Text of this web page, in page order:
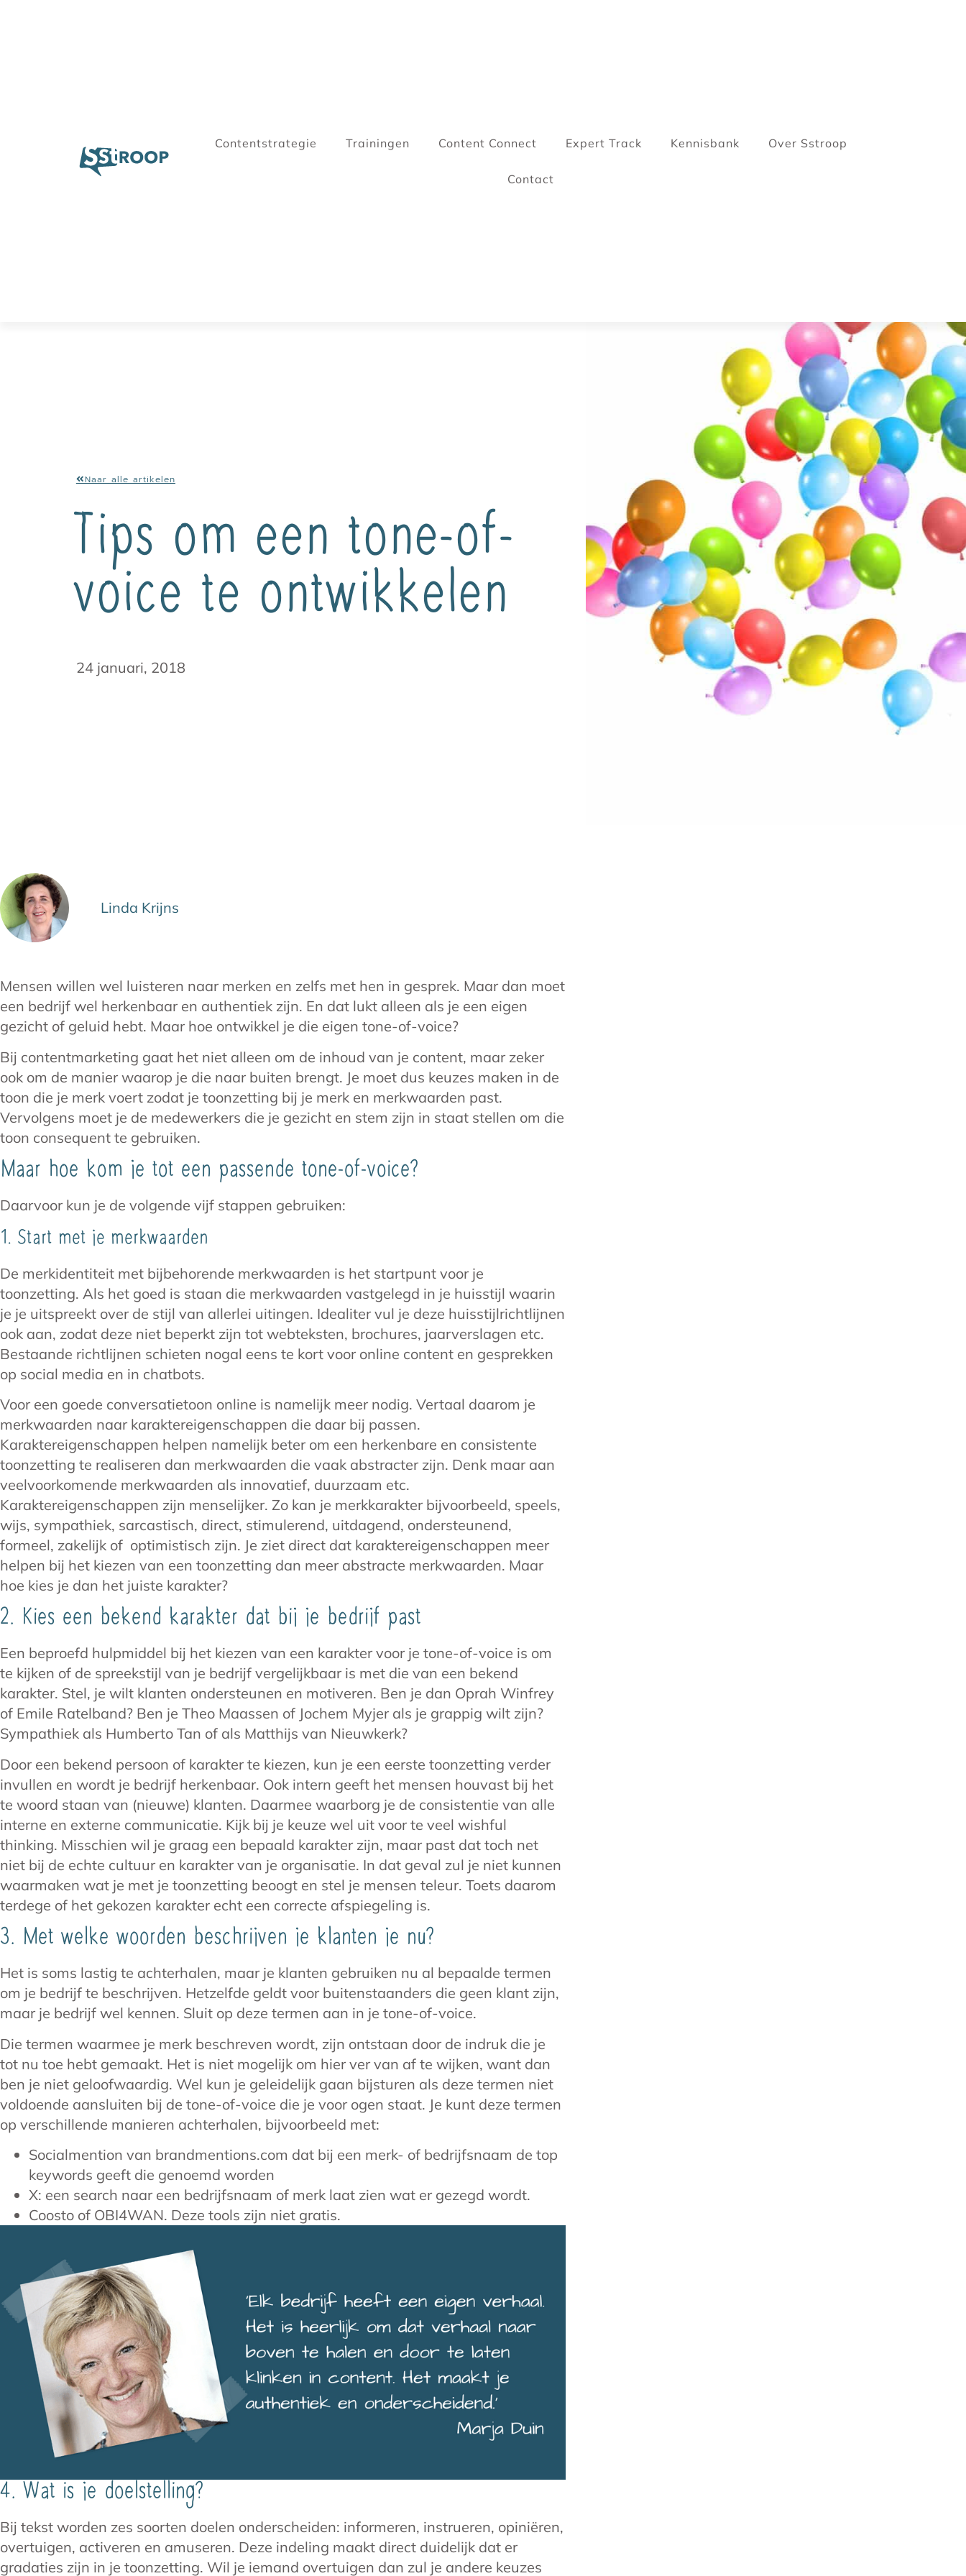
Contentstrategie Trainingen Content Connect Expert Track Kennisbank Over Sstroop
Contact
Naar alle artikelen
Tips om een tone-of-
voice te ontwikkelen
24 januari, 2018
Linda Krijns
Mensen willen wel luisteren naar merken en zelfs met hen in gesprek. Maar dan moet
een bedrijf wel herkenbaar en authentiek zijn. En dat lukt alleen als je een eigen
gezicht of geluid hebt. Maar hoe ontwikkel je die eigen tone-of-voice?
Bij contentmarketing gaat het niet alleen om de inhoud van je content, maar zeker
ook om de manier waarop je die naar buiten brengt. Je moet dus keuzes maken in de
toon die je merk voert zodat je toonzetting bij je merk en merkwaarden past.
Vervolgens moet je de medewerkers die je gezicht en stem zijn in staat stellen om die
toon consequent te gebruiken.
Maar hoe kom je tot een passende tone-of-voice?
Daarvoor kun je de volgende vijf stappen gebruiken:
1. Start met je merkwaarden
De merkidentiteit met bijbehorende merkwaarden is het startpunt voor je
toonzetting. Als het goed is staan die merkwaarden vastgelegd in je huisstijl waarin
je je uitspreekt over de stijl van allerlei uitingen. Idealiter vul je deze huisstijlrichtlijnen
ook aan, zodat deze niet beperkt zijn tot webteksten, brochures, jaarverslagen etc.
Bestaande richtlijnen schieten nogal eens te kort voor online content en gesprekken
op social media en in chatbots.
Voor een goede conversatietoon online is namelijk meer nodig. Vertaal daarom je
merkwaarden naar karaktereigenschappen die daar bij passen.
Karaktereigenschappen helpen namelijk beter om een herkenbare en consistente
toonzetting te realiseren dan merkwaarden die vaak abstracter zijn. Denk maar aan
veelvoorkomende merkwaarden als innovatief, duurzaam etc.
Karaktereigenschappen zijn menselijker. Zo kan je merkkarakter bijvoorbeeld, speels,
wijs, sympathiek, sarcastisch, direct, stimulerend, uitdagend, ondersteunend,
formeel, zakelijk of optimistisch zijn. Je ziet direct dat karaktereigenschappen meer
helpen bij het kiezen van een toonzetting dan meer abstracte merkwaarden. Maar
hoe kies je dan het juiste karakter?
2. Kies een bekend karakter dat bij je bedrijf past
Een beproefd hulpmiddel bij het kiezen van een karakter voor je tone-of-voice is om
te kijken of de spreekstijl van je bedrijf vergelijkbaar is met die van een bekend
karakter. Stel, je wilt klanten ondersteunen en motiveren. Ben je dan Oprah Winfrey
of Emile Ratelband? Ben je Theo Maassen of Jochem Myjer als je grappig wilt zijn?
Sympathiek als Humberto Tan of als Matthijs van Nieuwkerk?
Door een bekend persoon of karakter te kiezen, kun je een eerste toonzetting verder
invullen en wordt je bedrijf herkenbaar. Ook intern geeft het mensen houvast bij het
te woord staan van (nieuwe) klanten. Daarmee waarborg je de consistentie van alle
interne en externe communicatie. Kijk bij je keuze wel uit voor te veel wishful
thinking. Misschien wil je graag een bepaald karakter zijn, maar past dat toch net
niet bij de echte cultuur en karakter van je organisatie. In dat geval zul je niet kunnen
waarmaken wat je met je toonzetting beoogt en stel je mensen teleur. Toets daarom
terdege of het gekozen karakter echt een correcte afspiegeling is.
3. Met welke woorden beschrijven je klanten je nu?
Het is soms lastig te achterhalen, maar je klanten gebruiken nu al bepaalde termen
om je bedrijf te beschrijven. Hetzelfde geldt voor buitenstaanders die geen klant zijn,
maar je bedrijf wel kennen. Sluit op deze termen aan in je tone-of-voice.
Die termen waarmee je merk beschreven wordt, zijn ontstaan door de indruk die je
tot nu toe hebt gemaakt. Het is niet mogelijk om hier ver van af te wijken, want dan
ben je niet geloofwaardig. Wel kun je geleidelijk gaan bijsturen als deze termen niet
voldoende aansluiten bij de tone-of-voice die je voor ogen staat. Je kunt deze termen
op verschillende manieren achterhalen, bijvoorbeeld met:
Socialmention van brandmentions.com dat bij een merk- of bedrijfsnaam de top
keywords geeft die genoemd worden
X: een search naar een bedrijfsnaam of merk laat zien wat er gezegd wordt.
Coosto of OBI4WAN. Deze tools zijn niet gratis.
4. Wat is je doelstelling?
Bij tekst worden zes soorten doelen onderscheiden: informeren, instrueren, opiniëren,
overtuigen, activeren en amuseren. Deze indeling maakt direct duidelijk dat er
gradaties zijn in je toonzetting. Wil je iemand overtuigen dan zul je andere keuzes